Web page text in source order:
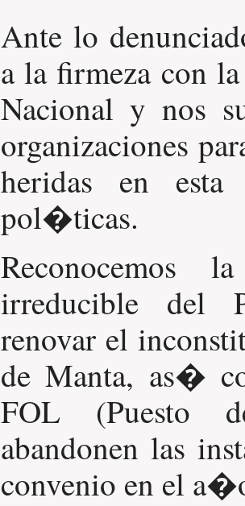
Ante lo
a la firmeza con
Nacional y nos
organizaciones
heridas en esta
pol�ticas.
Reconocemos
irreducible del
renovar el
de Manta, as�
FOL (Puesto
abandonen las
convenio en el